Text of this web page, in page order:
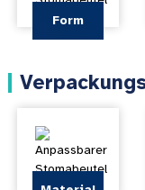
Form